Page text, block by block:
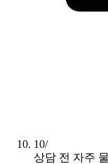
10/
상담 전 자주